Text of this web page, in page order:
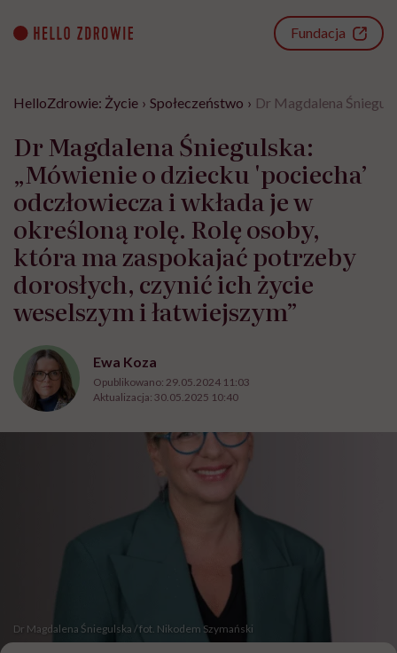
content
Fundacja
HelloZdrowie: Życie › Społeczeństwo › Dr Magdalena
Dr Magdalena Śniegulska:
„Mówienie o dziecku 'pociecha’
odczłowiecza i wkłada je w
określoną rolę. Rolę osoby,
która ma zaspokajać potrzeby
dorosłych, czynić ich życie
weselszym i łatwiejszym”
Ewa Koza
Opublikowano: 29.05.2024 11:03
Aktualizacja: 30.05.2025 10:40
Dr Magdalena Śniegulska / fot. Nikodem Szymański